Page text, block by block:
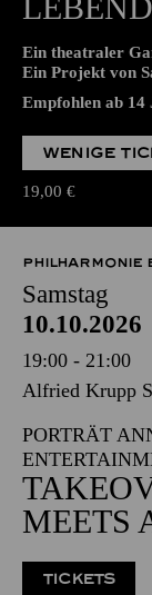
Ein Projekt von
PHILHARMONIE
Samstag
10.10.2026
19:00 - 21:00
Alfried Krupp
PORTRÄT
MEETS
TICKETS